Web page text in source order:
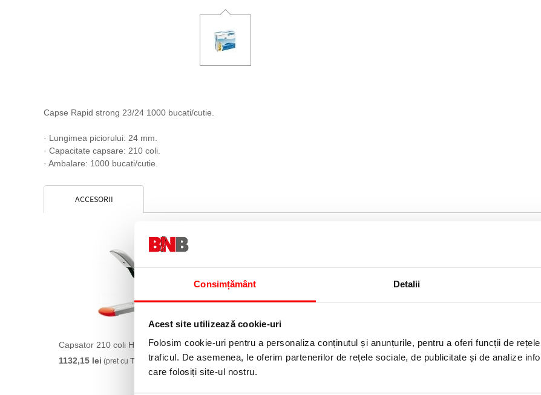
Consimțământ Detalii
Acest site utilizează cookie-uri
Folosim cookie-uri pentru a personaliza conținutul și anunțurile, pentru a oferi funcții de
traficul. De asemenea, le oferim partenerilor de rețele sociale, de publicitate și de analize
care folosiți site-ul nostru.
Capse Rapid strong 23/24 1000 bucati/cutie.
· Lungimea piciorului: 24 mm.
· Capacitate capsare: 210 coli.
· Ambalare: 1000 bucati/cutie.
ACCESORII
Capsator 210 coli HD210 Rapid
1132,15 lei (pret cu TVA)